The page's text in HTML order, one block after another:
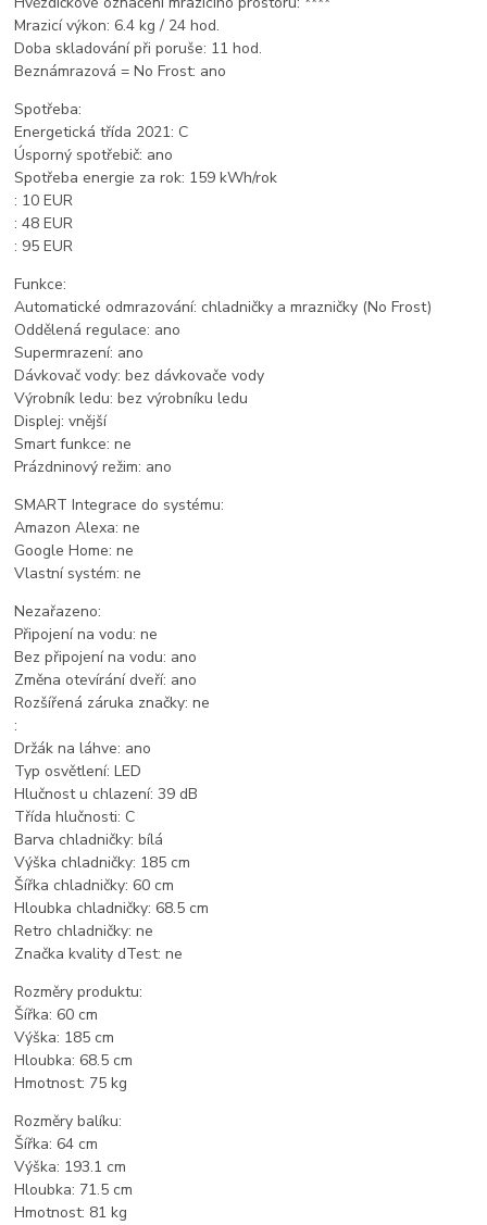
Mrazicí výkon: 6.4 kg / 24 hod.
Doba skladování při poruše: 11 hod.
Beznámrazová = No Frost: ano
Spotřeba:
Energetická třída 2021: C
Úsporný spotřebič: ano
Spotřeba energie za rok: 159 kWh/rok
: 10 EUR
: 48 EUR
: 95 EUR
Funkce:
Automatické odmrazování: chladničky a mrazničky (No Frost)
Oddělená regulace: ano
Supermrazení: ano
Dávkovač vody: bez dávkovače vody
Výrobník ledu: bez výrobníku ledu
Displej: vnější
Smart funkce: ne
Prázdninový režim: ano
SMART Integrace do systému:
Amazon Alexa: ne
Google Home: ne
Vlastní systém: ne
Nezařazeno:
Připojení na vodu: ne
Bez připojení na vodu: ano
Změna otevírání dveří: ano
Rozšířená záruka značky: ne
:
Držák na láhve: ano
Typ osvětlení: LED
Hlučnost u chlazení: 39 dB
Třída hlučnosti: C
Barva chladničky: bílá
Výška chladničky: 185 cm
Šířka chladničky: 60 cm
Hloubka chladničky: 68.5 cm
Retro chladničky: ne
Značka kvality dTest: ne
Rozměry produktu:
Šířka: 60 cm
Výška: 185 cm
Hloubka: 68.5 cm
Hmotnost: 75 kg
Rozměry balíku:
Šířka: 64 cm
Výška: 193.1 cm
Hloubka: 71.5 cm
Hmotnost: 81 kg